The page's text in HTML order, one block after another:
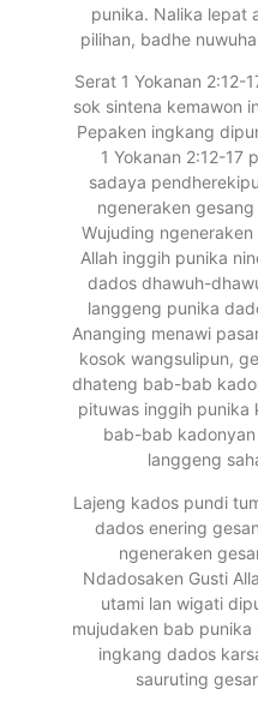
punika. Nalika lepat
pilihan, badhe
Serat 1 Yokanan 2:12-
sok sintena kemawon
Pepaken ingkang
1 Yokanan 2:12-17
sadaya
ngeneraken
Wujuding
Allah inggih punika
dados dhawuh-
langgeng punika
Ananging menawi
kosok wangsulipun,
dhateng bab-bab
pituwas inggih punika
bab-bab
langgeng
Lajeng kados pundi
dados enering
ngeneraken
Ndadosaken Gusti
utami lan wigati
mujudaken bab
ingkang dados
sauruting